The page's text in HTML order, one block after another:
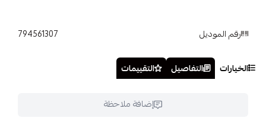
رقم الموديل 794561307
الخيارات التفاصيل التقييمات
إضافة ملاحظة